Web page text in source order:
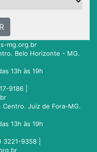
mg.org.br
Belo Horizonte - MG.
13h às 19h
9186 |
Centro. Juiz de Fora-MG.
13h às 19h
3221-9358 |